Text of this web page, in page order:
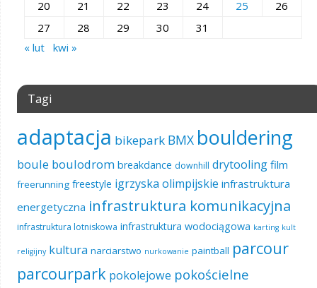
20
21 22 23 24 25
26
27
28 29 30
31
« lut
kwi »
Tagi
adaptacja bikepark BMX bouldering
boule boulodrom breakdance downhill drytooling film
freerunning freestyle igrzyska olimpijskie infrastruktura
energetyczna infrastruktura komunikacyjna
infrastruktura lotniskowa infrastruktura wodociągowa karting kult
religijny kultura narciarstwo nurkowanie paintball parcour
parcourpark pokolejowe pokościelne